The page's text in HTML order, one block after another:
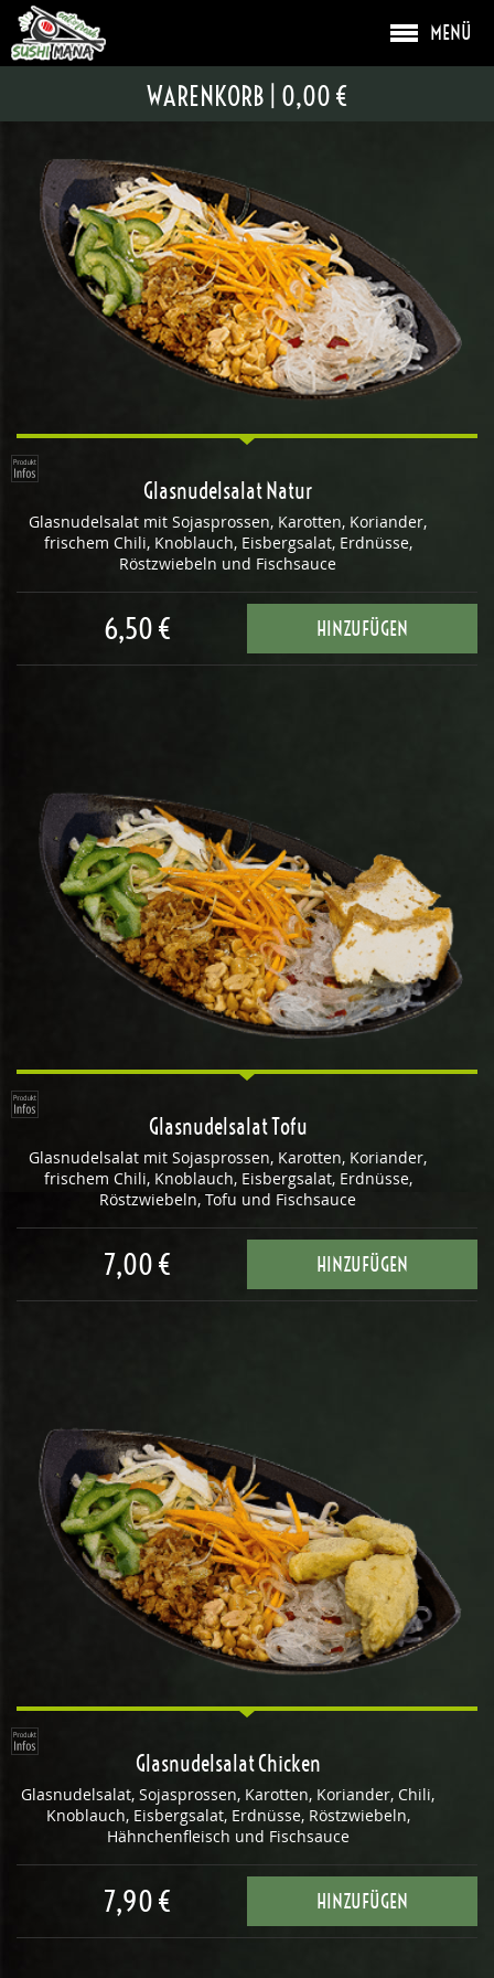
MENÜ
WARENKORB 0,00 €
Glasnudelsalat Natur
Glasnudelsalat mit Sojasprossen, Karotten, Koriander,
frischem Chili, Knoblauch, Eisbergsalat, Erdnüsse,
Röstzwiebeln und Fischsauce
6,50 € HINZUFÜGEN
Glasnudelsalat Tofu
Glasnudelsalat mit Sojasprossen, Karotten, Koriander,
frischem Chili, Knoblauch, Eisbergsalat, Erdnüsse,
Röstzwiebeln, Tofu und Fischsauce
7,00 € HINZUFÜGEN
Glasnudelsalat Chicken
Glasnudelsalat, Sojasprossen, Karotten, Koriander, Chili,
Knoblauch, Eisbergsalat, Erdnüsse, Röstzwiebeln,
Hähnchenfleisch und Fischsauce
7,90 € HINZUFÜGEN